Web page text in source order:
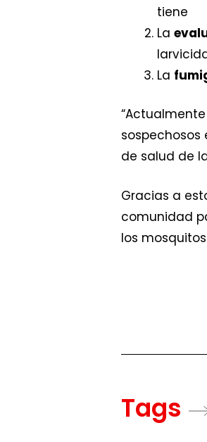
tiene
La
La
de salud de
Gracias a
comunidad
los
Tags